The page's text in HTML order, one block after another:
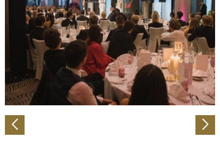
Wir verwenden Cookies, um Inhalte und Anzeigen zu
personalisieren, Funktionen für soziale Medien anbieten
zu können und die Zugriffe auf unsere Website zu
analysieren. Außerdem geben wir Informationen zu Ihrer
Verwendung unserer Website an unsere Partner für
soziale Medien, Werbung und Analysen weiter. Unsere
Partner führen diese Informationen möglicherweise mit
weiteren Daten zusammen, die Sie ihnen bereitgestellt
gesammelt haben.